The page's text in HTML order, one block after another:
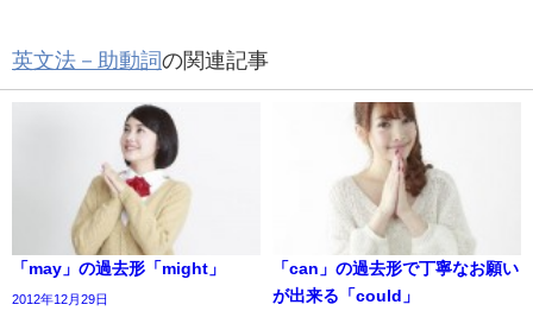
英文法－助動詞の関連記事
「may」の過去形「might」
2012年12月29日
「can」の過去形で丁寧なお願い
が出来る「could」